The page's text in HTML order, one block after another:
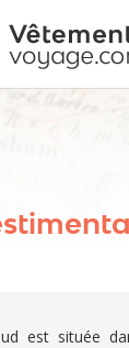
est située